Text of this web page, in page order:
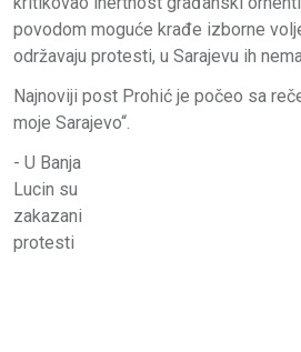
povodom moguće krađe izborne
održavaju protesti, u Sarajevu ih
Najnoviji post Prohić je počeo sa
moje Sarajevo“.
- U Banja
Lucin su
zakazani
protesti